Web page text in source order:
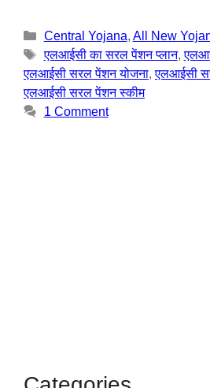
Central Yojana, All New
एलआईसी का सरल पेंशन प्लान,
एलआईसी सरल पेंशन योजना,एलआईसी
एलआईसी सरल पेंशन स्कीम
1 Comment